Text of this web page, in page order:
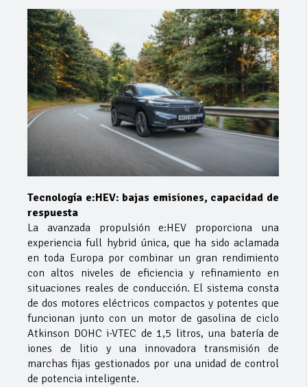
Tecnología e:HEV: bajas emisiones, capacidad de
respuesta
La avanzada propulsión e:HEV proporciona una
experiencia full hybrid única, que ha sido aclamada
en toda Europa por combinar un gran rendimiento
con altos niveles de eficiencia y refinamiento en
situaciones reales de conducción. El sistema consta
de dos motores eléctricos compactos y potentes que
funcionan junto con un motor de gasolina de ciclo
Atkinson DOHC i-VTEC de 1,5 litros, una batería de
iones de litio y una innovadora transmisión de
marchas fijas gestionados por una unidad de control
de potencia inteligente.